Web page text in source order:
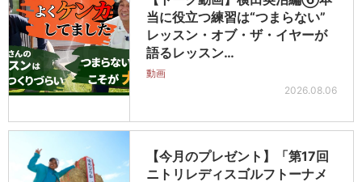
当に役立つ練習は“つまらない”
レッスン・オブ・ザ・イヤーが
語るレッスン…
動画
2026.08.06
【今月のプレゼント】「第17回
ニトリレディスゴルフトーナメ